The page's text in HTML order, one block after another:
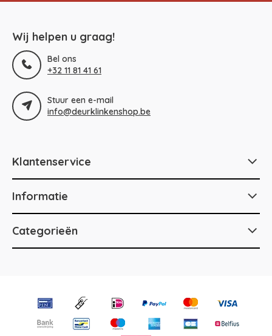
Wij helpen u graag!
Bel ons
+32 11 81 41 61
Stuur een e-mail
info@deurklinkenshop.be
Klantenservice
Informatie
Categorieën